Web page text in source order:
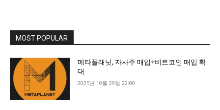
MOST POPULAR
메타플래닛, 자사주 매입+비트코인 매입 확
대
2025년 10월 29일 22:00